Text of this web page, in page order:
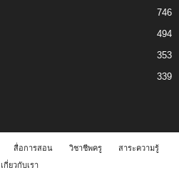
746
494
353
339
สื่อการสอน วิชาชีพครู
สาระความรู้
เกี่ยวกับเรา